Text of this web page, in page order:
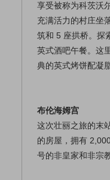
享受被称为科茨沃
充满活力的村庄坐
筑和 5 座拱桥。探
英式酒吧午餐。这
典的英式烤饼配凝
布伦海姆宫
这次壮丽之旅的末
的房屋，拥有
号的非皇家和非宗